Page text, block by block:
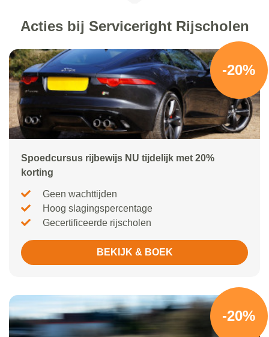
Acties bij Serviceright Rijscholen
-20%
Spoedcursus rijbewijs NU tijdelijk met 20%
korting
Geen wachttijden
Hoog slagingspercentage
Gecertificeerde rijscholen
BEKIJK & BOEK
-20%